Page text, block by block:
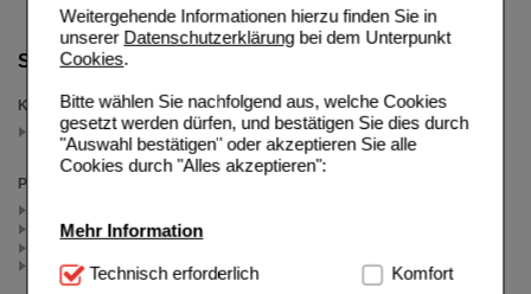
Weitergehende Informationen hierzu finden Sie in
unserer Datenschutzerklärungbei dem Unterpunkt
Cookies.
Bitte wählen Sie nachfolgend aus, welche Cookies
gesetzt werden dürfen, und bestätigen Sie dies durch
"Auswahl bestätigen" oder akzeptieren Sie alle
Cookies durch "Alles akzeptieren":
Mehr Information
Technisch Notwendig:Hierbei handelt es sich um
Technisch erforderlich Komfort
Suche verfeinern
Kategorien
DHU 5
(auswahl entfernen)
Packungsgröße
900 St (1)
420 St (1)